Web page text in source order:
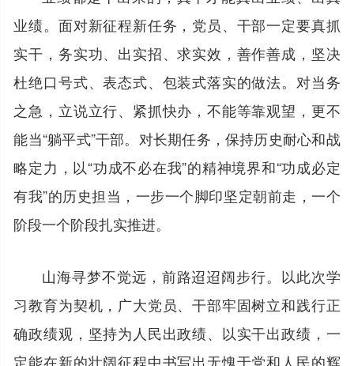
业绩。面对新征程新任务，党员、干部一定要真抓
实干，务实功、出实招、求实效，善作善成，坚决
杜绝口号式、表态式、包装式落实的做法。对当务
之急，立说立行、紧抓快办，不能等靠观望，更不
能当“躺平式”干部。对长期任务，保持历史耐心和战
略定力，以“功成不必在我”的精神境界和“功成必定
有我”的历史担当，一步一个脚印坚定朝前走，一个
阶段一个阶段扎实推进。
山海寻梦不觉远，前路迢迢阔步行。以此次学
习教育为契机，广大党员、干部牢固树立和践行正
确政绩观，坚持为人民出政绩、以实干出政绩，一
定能在新的壮阔征程中书写出无愧于党和人民的辉